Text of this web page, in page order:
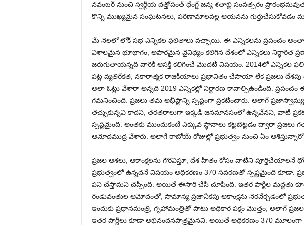
నవంబర్ నుంచి స్వర్గీయ దత్తోపంత్ థేంగ్డే జన్మ శతాబ్ది సంవత్సరం
కొన్ని ముఖ్యమైన సంఘటనలు, పరిణామాలవల్ల ఆయనను గుర్తుచేసుకోవడం
మే నెలలో లోక్ సభ ఎన్నికల ఫలితాలు వచ్చాయి. ఈ ఎన్నికలను ప్రపంచం
విశాలమైన భూభాగం, అపారమైన వైవిధ్యం కలిగిన దేశంలో ఎన్నికలు నిర్ధారిత
జరుగుతాయన్నది వారికి ఆసక్తి కలిగించే మొదటి విషయం. 2014లో ఎన్నికల
పట్ల వ్యతిరేకత, నకారాత్మక రాజకీయాలు ప్రభావితం చేసాయా లేక ప్రజలు
అలా ఓట్లు వేశారా అన్నది 2019 ఎన్నికల్లో నిర్ధారణ కావాల్సిఉండింది.
గమనించింది. ప్రజలు తమ అభీష్టాన్ని స్పష్టంగా ప్రకటించారు. అలాగే
తెచ్చుకున్నవి కాదని, తరతరాలుగా ఇక్కడి జనమానసంలో ఉన్నవేనని, వాటి
స్పష్టమైంది. అంతకు ముందుకంటే ఎక్కువ స్థానాలు కట్టబెట్టడం ద్వారా ప్రజలు
ఆమోదముద్ర వేశారు. అలాగే రాబోయే రోజుల్లో ప్రభుత్వం నుంచి ఏం ఆశిస్తున్నారో
ప్రజల ఆశలు, ఆకాంక్షలను గౌరవిస్తూ, దేశ హితం కోసం వాటిని పూర్తిచేయాలనే
ప్రభుత్వంలో ఉన్నదనే విషయం అధికరణం 370 సవరణతో స్పష్టమైంది కూడా.
పని చేస్తామని చెప్పింది. అయితే ఈసారి చేసి చూపింది. ఇతర పార్టీల మద్దతు
రెండువంతుల ఆమోదంతో, సామాన్య ప్రజానీకపు ఆకాంక్షను నెరవేర్చడంలో
ఇందుకు ప్రధానమంత్రి, గృహామంత్రితో పాటు అధికార పక్షం మొత్తం, అలాగే ప్రజల
ఇతర పార్టీలు కూడా అభినందనపాత్రమైనవి. అయితే అధికరణం 370